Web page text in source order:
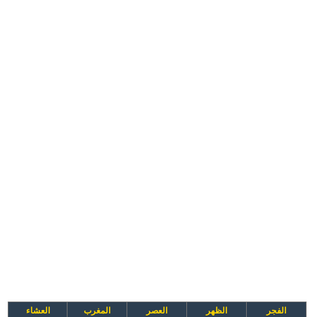
الفجر الظهر العصر المغرب
العشاء